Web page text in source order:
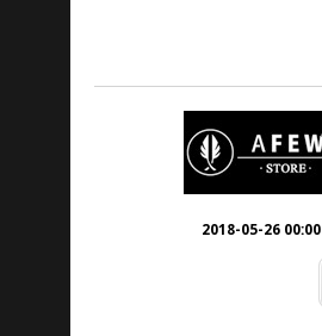
2018-05-26 00:00